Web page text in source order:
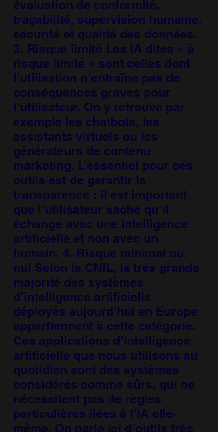
évaluation de conformité,
traçabilité, supervision humaine,
sécurité et qualité des données.
3. Risque limité Les IA dites « à
risque limité » sont celles dont
l’utilisation n’entraîne pas de
conséquences graves pour
l’utilisateur. On y retrouve par
exemple les chatbots, les
assistants virtuels ou les
générateurs de contenu
marketing. L’essentiel pour ces
outils est de garantir la
transparence : il est important
que l’utilisateur sache qu’il
échange avec une intelligence
artificielle et non avec un
humain. 4. Risque minimal ou
nul Selon la CNIL, la très grande
majorité des systèmes
d’intelligence artificielle
déployés aujourd’hui en Europe
appartiennent à cette catégorie.
Ces applications d’intelligence
artificielle que nous utilisons au
quotidien sont des systèmes
considérés comme sûrs, qui ne
nécessitent pas de règles
particulières liées à l’IA elle-
même. On parle ici d’outils très